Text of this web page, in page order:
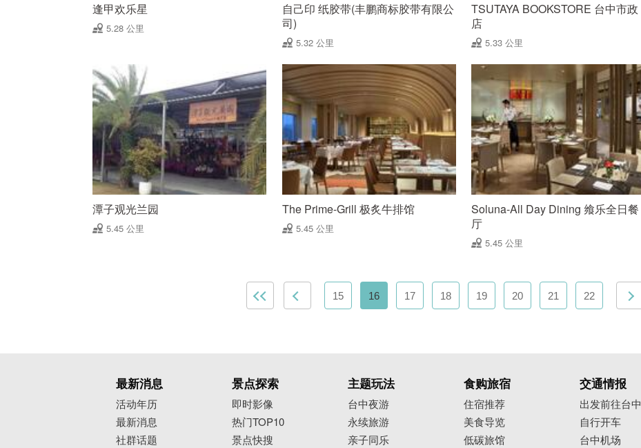
逢甲欢乐星
5.28 公里
自己印 纸胶带(丰鹏商标胶带有限公
司)
5.32 公里
TSUTAYA BOOKSTORE 台中市政
店
5.33 公里
潭子观光兰园
5.45 公里
The Prime-Grill 极炙牛排馆
5.45 公里
Soluna-All Day Dining 飨乐全日餐
厅
5.45 公里
15 16 17 18 19 20 21 22
最新消息
活动年历
最新消息
社群话题
景点探索
即时影像
热门TOP10
景点快搜
主题玩法
台中夜游
永续旅游
亲子同乐
食购旅宿
住宿推荐
美食导览
低碳旅馆
交通情报
出发前往台中
自行开车
台中机场